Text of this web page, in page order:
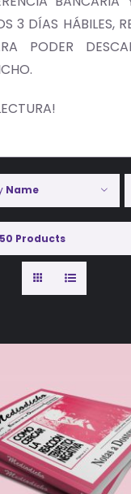
3 DÍAS HÁBILES,
PODER
Name
50 Products
AL CARRITO /